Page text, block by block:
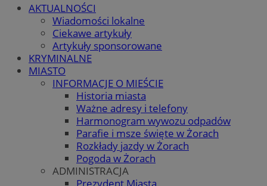
AKTUALNOŚCI
Wiadomości lokalne
Ciekawe artykuły
Artykuły sponsorowane
KRYMINALNE
MIASTO
INFORMACJE O MIEŚCIE
Historia miasta
Ważne adresy i telefony
Harmonogram wywozu odpadów
Parafie i msze święte w Żorach
Rozkłady jazdy w Żorach
Pogoda w Żorach
ADMINISTRACJA